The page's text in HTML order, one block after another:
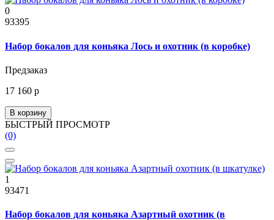
0
93395
Набор бокалов для коньяка Лось и охотник (в коробке)
Предзаказ
17 160 р
В корзину
БЫСТРЫЙ ПРОСМОТР
(0)
1
93471
Набор бокалов для коньяка Азартный охотник (в